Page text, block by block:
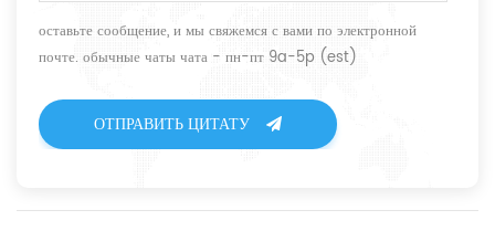
оставьте сообщение, и мы свяжемся с вами по электронной
почте. обычные чаты чата - пн-пт 9a-5p (est)
ОТПРАВИТЬ ЦИТАТУ